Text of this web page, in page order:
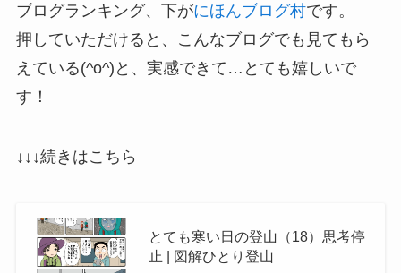
ブログランキング、下がにほんブログ村です。
押していただけると、こんなブログでも見てもら
えている(^o^)と、実感できて…とても嬉しいで
す！
↓↓↓続きはこちら
とても寒い日の登山（18）思考停
止 | 図解ひとり登山